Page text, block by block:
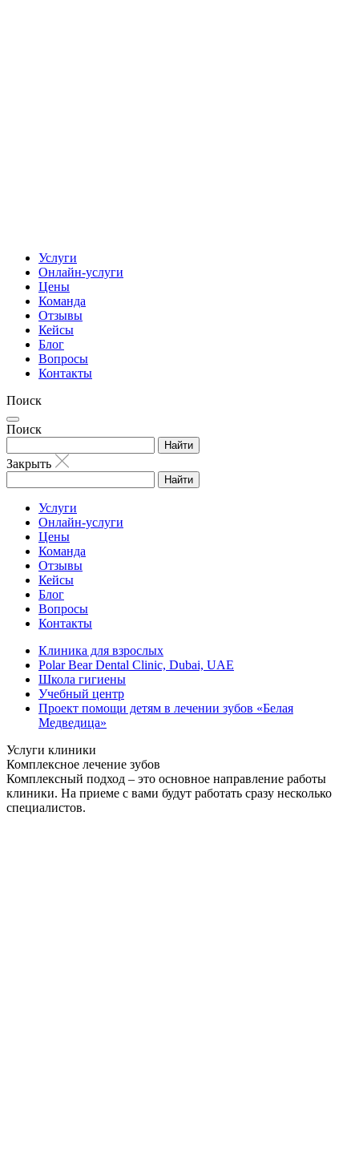
Услуги
Онлайн-услуги
Цены
Команда
Отзывы
Кейсы
Блог
Вопросы
Контакты
Поиск
Поиск
Найти
Закрыть
Найти
Услуги
Онлайн-услуги
Цены
Команда
Отзывы
Кейсы
Блог
Вопросы
Контакты
Клиника для взрослых
Polar Bear Dental Clinic, Dubai, UAE
Школа гигиены
Учебный центр
Проект помощи детям в лечении зубов «Белая
Медведица»
Услуги клиники
Комплексное лечение зубов
Комплексный подход – это основное направление работы
клиники. На приеме с вами будут работать сразу несколько
специалистов.